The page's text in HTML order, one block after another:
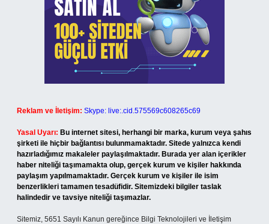
Reklam ve İletişim: Skype: live:.cid.575569c608265c69
Yasal Uyarı: Bu internet sitesi, herhangi bir marka, kurum veya şahıs
şirketi ile hiçbir bağlantısı bulunmamaktadır. Sitede yalnızca kendi
hazırladığımız makaleler paylaşılmaktadır. Burada yer alan içerikler
haber niteliği taşımamakta olup, gerçek kurum ve kişiler hakkında
paylaşım yapılmamaktadır. Gerçek kurum ve kişiler ile isim
benzerlikleri tamamen tesadüfidir. Sitemizdeki bilgiler taslak
halindedir ve tavsiye niteliği taşımazlar.
Sitemiz, 5651 Sayılı Kanun gereğince Bilgi Teknolojileri ve İletişim